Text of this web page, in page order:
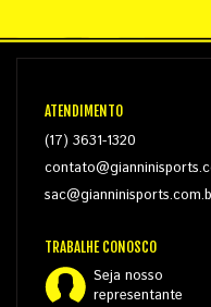
ATENDIMENTO
(17) 3631-1320
TRABALHE CONOSCO
Seja nosso
representante